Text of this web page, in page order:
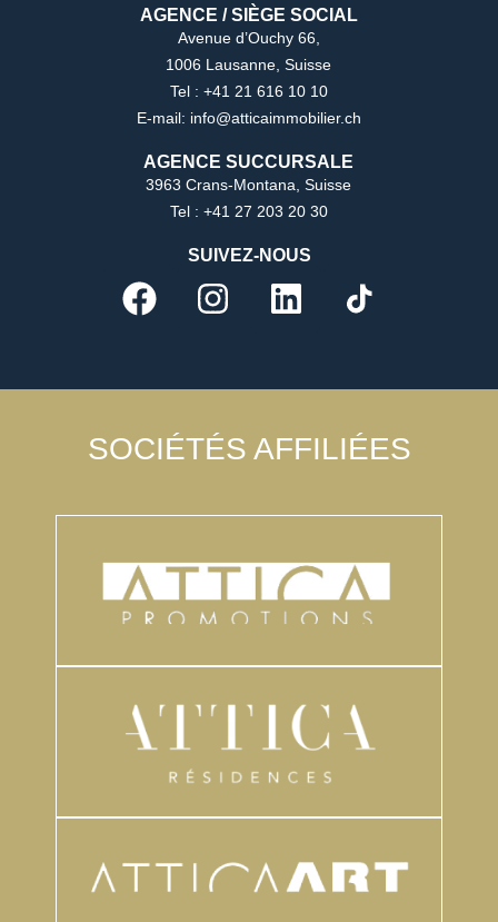
AGENCE / SIÈGE SOCIAL
Avenue d’Ouchy 66,
1006 Lausanne, Suisse
Tel : +41 21 616 10 10
E-mail: info@atticaimmobilier.ch
AGENCE SUCCURSALE
3963 Crans-Montana, Suisse
Tel : +41 27 203 20 30
SUIVEZ-NOUS
SOCIÉTÉS AFFILIÉES